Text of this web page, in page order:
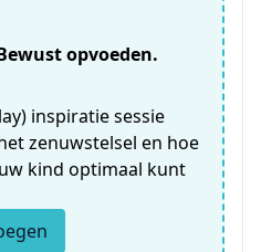
opvoeden.
inspiratie sessie
zenuwstelsel en hoe
kind optimaal kunt